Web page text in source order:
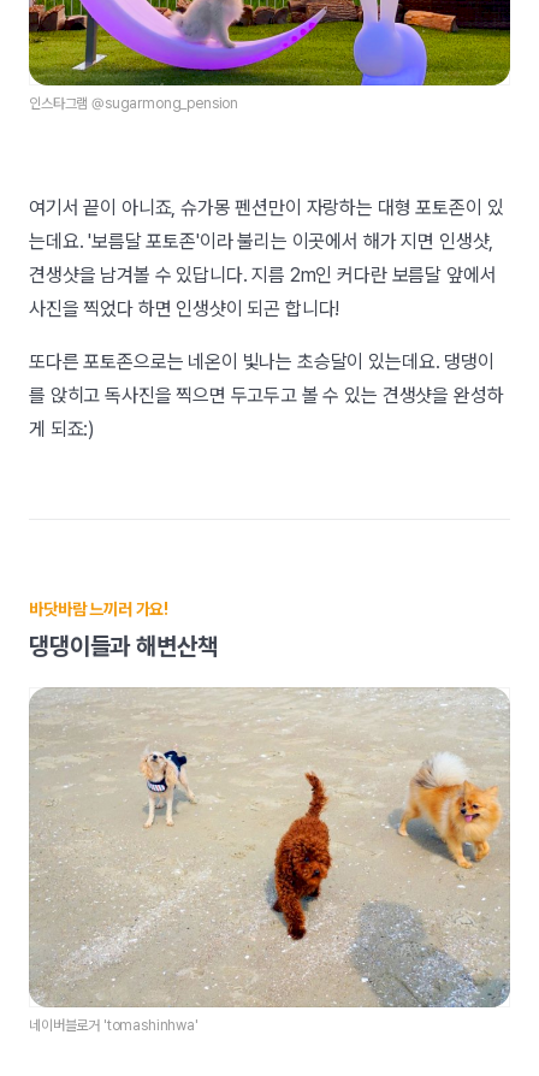
인스타그램 @sugarmong_pension
여기서 끝이 아니죠, 슈가몽 펜션만이 자랑하는 대형 포토존이 있
는데요. '보름달 포토존'이라 불리는 이곳에서 해가 지면 인생샷,
견생샷을 남겨볼 수 있답니다. 지름 2m인 커다란 보름달 앞에서
사진을 찍었다 하면 인생샷이 되곤 합니다!
또다른 포토존으로는 네온이 빛나는 초승달이 있는데요. 댕댕이
를 앉히고 독사진을 찍으면 두고두고 볼 수 있는 견생샷을 완성하
게 되죠:)
바닷바람 느끼러 가요!
댕댕이들과 해변산책
네이버블로거 'tomashinhwa'